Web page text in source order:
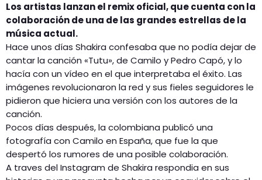
Los artistas lanzan el remix oficial, que cuenta con la
colaboración de una de las grandes estrellas de la
música actual.
Hace unos días Shakira confesaba que no podía dejar de
cantar la canción «Tutu», de Camilo y Pedro Capó, y lo
hacía con un vídeo en el que interpretaba el éxito. Las
imágenes revolucionaron la red y sus fieles seguidores le
pidieron que hiciera una versión con los autores de la
canción.
Pocos días después, la colombiana publicó una
fotografía con Camilo en España, que fue la que
despertó los rumores de una posible colaboración.
A traves del Instagram de Shakira respondia en sus